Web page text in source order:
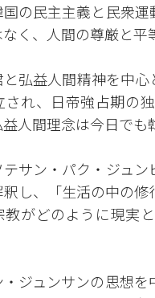
の民主主義と民衆
く、人間の尊厳と平
弘益人間精神を中
され、日帝強占期の
人間理念は今日でも
サン・パク・ジュ
し、「生活の中の
教がどのように現実
ジュンサンの思想